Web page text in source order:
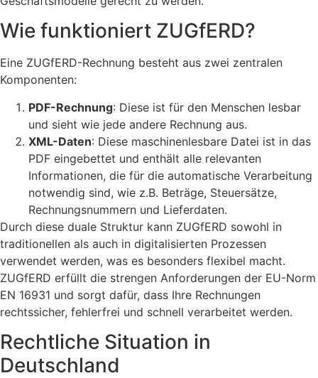
Wie funktioniert ZUGfERD?
Eine ZUGfERD-Rechnung besteht aus zwei zentralen
Komponenten:
PDF-Rechnung: Diese ist für den Menschen lesbar
und sieht wie jede andere Rechnung aus.
XML-Daten: Diese maschinenlesbare Datei ist in das
PDF eingebettet und enthält alle relevanten
Informationen, die für die automatische Verarbeitung
notwendig sind, wie z.B. Beträge, Steuersätze,
Rechnungsnummern und Lieferdaten.
Durch diese duale Struktur kann ZUGfERD sowohl in
traditionellen als auch in digitalisierten Prozessen
verwendet werden, was es besonders flexibel macht.
ZUGfERD erfüllt die strengen Anforderungen der EU-Norm
EN 16931 und sorgt dafür, dass Ihre Rechnungen
rechtssicher, fehlerfrei und schnell verarbeitet werden.
Rechtliche Situation in
Deutschland